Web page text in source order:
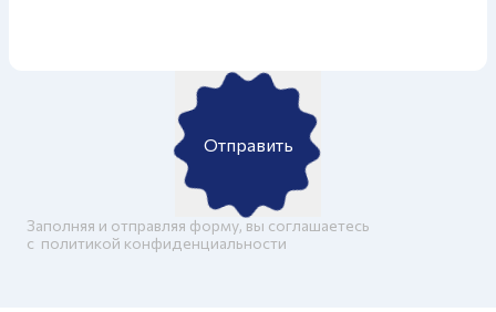
Отправить
Заполняя и отправляя форму, вы соглашаетесь
c политикой конфиденциальности